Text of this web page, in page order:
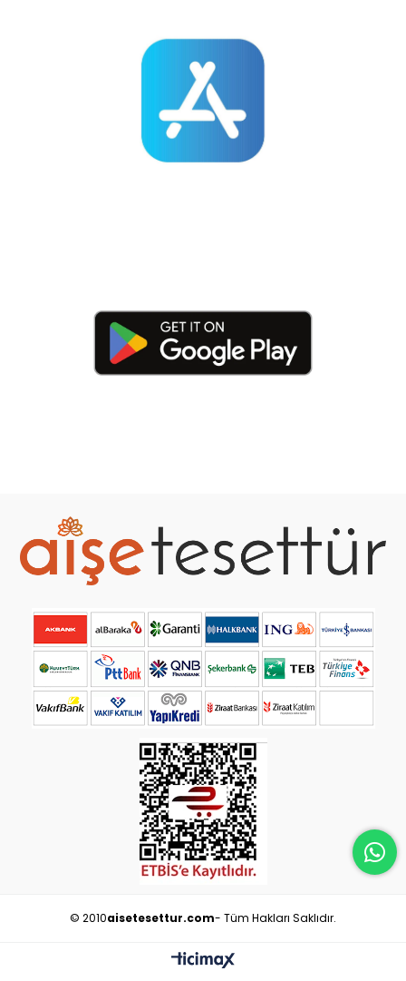
© 2010aisetesettur.com- Tüm Hakları Saklıdır.